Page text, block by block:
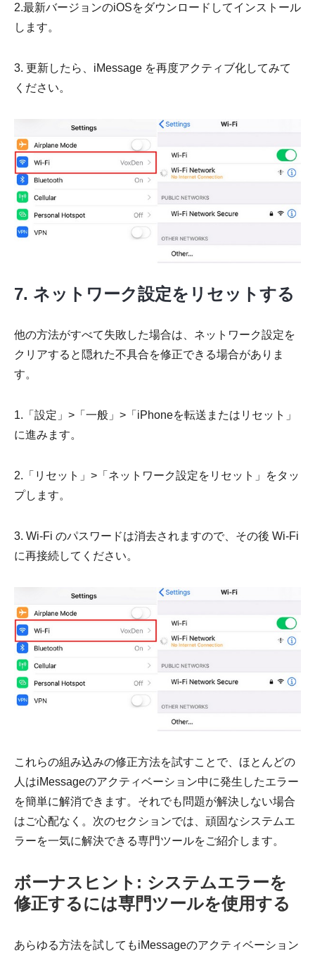
2.最新バージョンのiOSをダウンロードしてインストール
します。
3. 更新したら、iMessage を再度アクティブ化してみて
ください。
7. ネットワーク設定をリセットする
他の方法がすべて失敗した場合は、ネットワーク設定を
クリアすると隠れた不具合を修正できる場合がありま
す。
1.「設定」>「一般」>「iPhoneを転送またはリセット」
に進みます。
2.「リセット」>「ネットワーク設定をリセット」をタッ
プします。
3. Wi-Fi のパスワードは消去されますので、その後 Wi-Fi
に再接続してください。
これらの組み込みの修正方法を試すことで、ほとんどの
人はiMessageのアクティベーション中に発生したエラー
を簡単に解消できます。それでも問題が解決しない場合
はご心配なく。次のセクションでは、頑固なシステムエ
ラーを一気に解決できる専門ツールをご紹介します。
ボーナスヒント: システムエラーを
修正するには専門ツールを使用する
あらゆる方法を試してもiMessageのアクティベーション